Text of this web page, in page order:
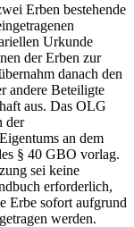
Erben bestehende
Urkunde
der Erben zur
danach den
andere Beteiligte
aus. Das OLG
der
an dem
§ 40 GBO vorlag.
sei keine
erforderlich,
Erbe sofort aufgrund
werden.